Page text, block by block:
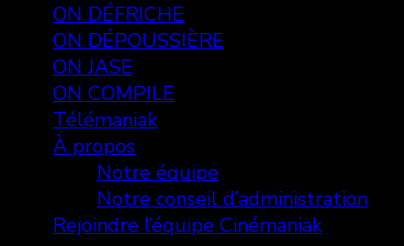
ON DÉFRICHE
ON DÉPOUSSIÈRE
ON JASE
ON COMPILE
Télémaniak
À propos
Notre équipe
Notre conseil d’administration
Rejoindre l’équipe Cinémaniak